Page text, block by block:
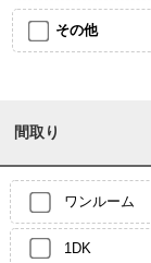
その他
間取り
ワンルーム
1DK